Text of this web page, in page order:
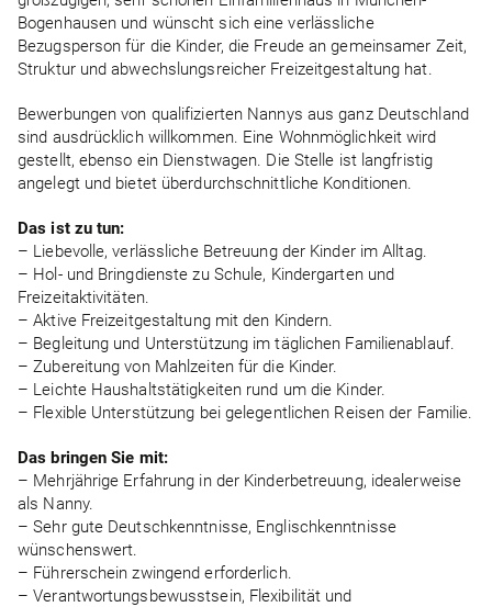
Bogenhausen und wünscht sich eine verlässliche
Bezugsperson für die Kinder, die Freude an gemeinsamer Zeit,
Struktur und abwechslungsreicher Freizeitgestaltung hat.
Bewerbungen von qualifizierten Nannys aus ganz Deutschland
sind ausdrücklich willkommen. Eine Wohnmöglichkeit wird
gestellt, ebenso ein Dienstwagen. Die Stelle ist langfristig
angelegt und bietet überdurchschnittliche Konditionen.
Das ist zu tun:
– Liebevolle, verlässliche Betreuung der Kinder im Alltag.
– Hol- und Bringdienste zu Schule, Kindergarten und
Freizeitaktivitäten.
– Aktive Freizeitgestaltung mit den Kindern.
– Begleitung und Unterstützung im täglichen Familienablauf.
– Zubereitung von Mahlzeiten für die Kinder.
– Leichte Haushaltstätigkeiten rund um die Kinder.
– Flexible Unterstützung bei gelegentlichen Reisen der Familie.
Das bringen Sie mit:
– Mehrjährige Erfahrung in der Kinderbetreuung, idealerweise
als Nanny.
– Sehr gute Deutschkenntnisse, Englischkenntnisse
wünschenswert.
– Führerschein zwingend erforderlich.
– Verantwortungsbewusstsein, Flexibilität und